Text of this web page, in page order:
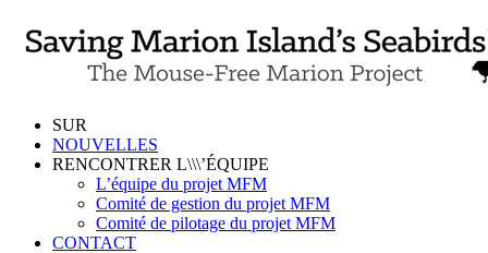
content
SUR
NOUVELLES
RENCONTRER L\\\’ÉQUIPE
L’équipe du projet MFM
Comité de gestion du projet MFM
Comité de pilotage du projet MFM
CONTACT